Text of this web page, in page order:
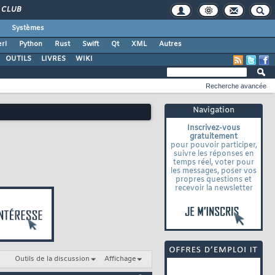
CLUB
Systèmes
Python Rust Swift Qt XML
Autres
OUTILS
LIVRES WIKI
Navigation
Inscrivez-vous
gratuitement
pour pouvoir participer,
suivre les réponses en
temps réel, voter pour
les messages, poser vos
propres questions et
recevoir la newsletter
Recherche avancée
Outils de la discussion Affichage